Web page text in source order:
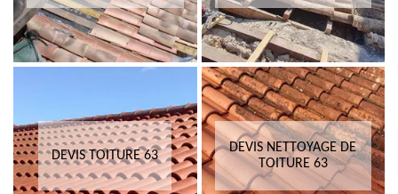
DEVIS TOITURE 63
DEVIS NETTOYAGE DE
TOITURE 63